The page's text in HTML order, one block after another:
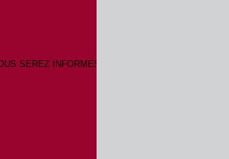
SEREZ INFORMES SUR LE SITE